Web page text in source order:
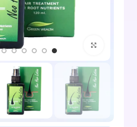
اضغط للتكبير